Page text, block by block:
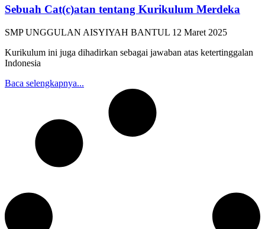
Sebuah Cat(c)atan tentang Kurikulum Merdeka
SMP UNGGULAN AISYIYAH BANTUL 12 Maret 2025
Kurikulum ini juga dihadirkan sebagai jawaban atas ketertinggalan
Indonesia
Baca selengkapnya...